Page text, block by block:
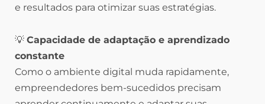
e resultados para otimizar suas estratégias.
💡 Capacidade de adaptação e aprendizado
constante
Como o ambiente digital muda rapidamente,
empreendedores bem-sucedidos precisam